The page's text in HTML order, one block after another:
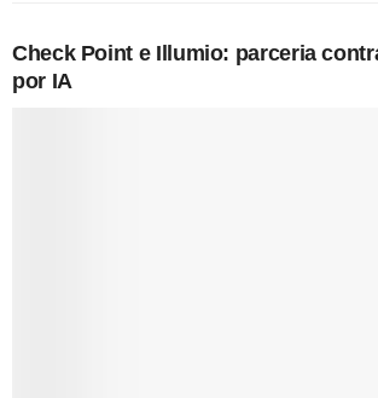
Check Point e Illumio: parceria
por IA